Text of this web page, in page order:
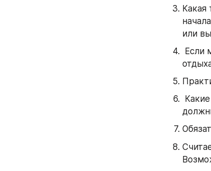
Какая
или